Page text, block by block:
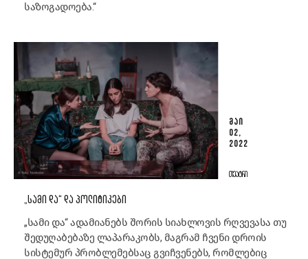
საზოგადოება.“
ᲛᲐᲘ
02,
2022
ᲗᲔᲐᲢᲠᲘ
„ᲡᲐᲛᲘ ᲓᲐ“ ᲓᲐ ᲞᲝᲚᲘᲢᲘᲙᲔᲑᲘ
„სამი და“ ადამიანებს შორის სიახლოვის რღვევასა თუ
შედუღაბებაზე ლაპარაკობს, მაგრამ ჩვენი დროის
სისტემურ პრობლემებსაც გვიჩვენებს, რომლებიც